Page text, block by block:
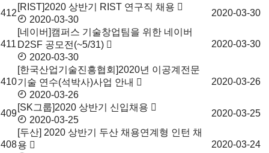
412
[RIST]2020 상반기 RIST 연구직 채용
2020-03-30
2020-03-30
411
[네이버]캠퍼스 기술창업팀을 위한 네이버
D2SF 공모전(~5/31)
2020-03-30
2020-03-30
410
[한국산업기술진흥협회]2020년 이공계전문
기술 연수(석박사)사업 안내
2020-03-26
2020-03-26
409
[SK그룹]2020 상반기 신입채용
2020-03-25
2020-03-25
408
[두산] 2020 상반기 두산 채용연계형 인턴 채
용
2020-03-24